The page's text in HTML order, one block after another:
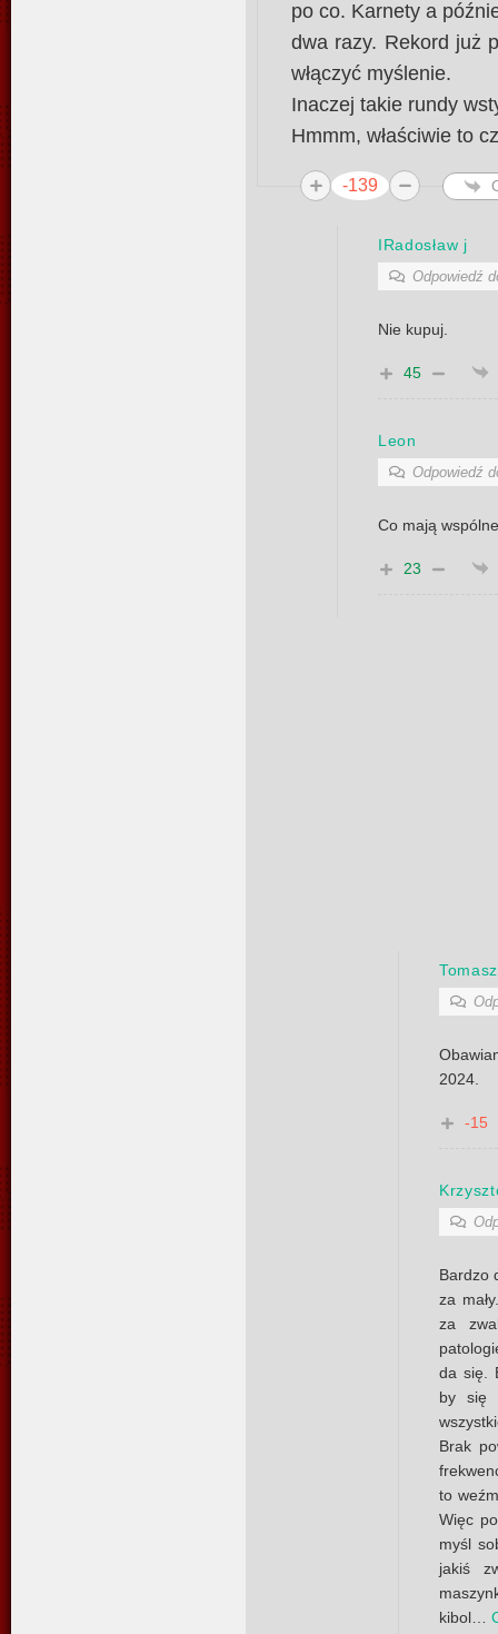
po co. Karnety a
dwa razy. Rekord już
włączyć myślenie.
Inaczej takie rundy
Hmmm, właściwie to
-139
IRadosław j
Odpowiedź
Nie kupuj.
45
Leon
Odpowiedź
Co mają
23
Tomasz
2024.
-15
Bardzo
za
za
da się.
by się
Brak
to
Więc
myśl
jakiś
kibol